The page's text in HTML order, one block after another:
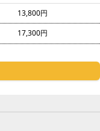
13,800円
17,300円